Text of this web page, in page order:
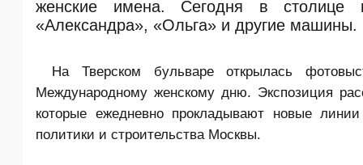
женские имена. Сегодня в столице
«Александра», «Ольга» и другие машины.
На Тверском бульваре открылась
Международному женскому дню. Экспозиция
которые ежедневно прокладывают новые
политики и строительства Москвы.